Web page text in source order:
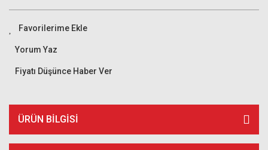
Yorum Yaz
Fiyatı Düşünce Haber Ver
ÜRÜN BILGISI